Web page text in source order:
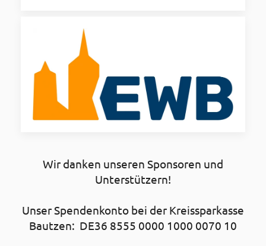
Wir danken unseren Sponsoren und
Unterstützern!
Unser Spendenkonto bei der Kreissparkasse
Bautzen: DE36 8555 0000 1000 0070 10